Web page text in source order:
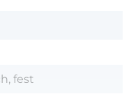
fest